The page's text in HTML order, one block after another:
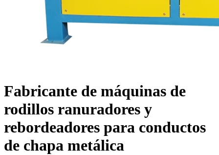
Fabricante de máquinas de
rodillos ranuradores y
rebordeadores para conductos
de chapa metálica